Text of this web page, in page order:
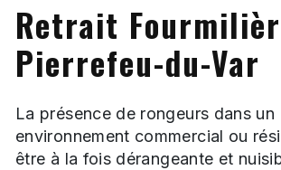
Retrait
Pierrefeu-du-Var
La présence de rongeurs dans un
environnement commercial ou
être à la fois dérangeante et